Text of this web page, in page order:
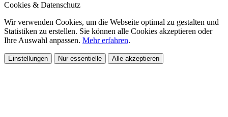
Cookies & Datenschutz
Wir verwenden Cookies, um die Webseite optimal zu gestalten und
Statistiken zu erstellen. Sie können alle Cookies akzeptieren oder
Ihre Auswahl anpassen. Mehr erfahren.
Einstellungen Nur essentielle Alle akzeptieren